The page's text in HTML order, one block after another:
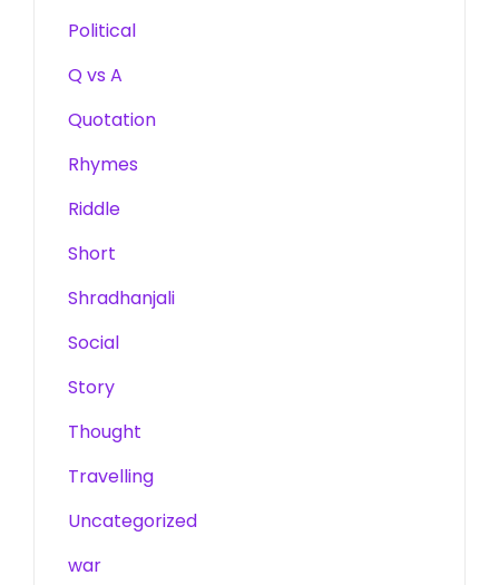
Political
Q vs A
Quotation
Rhymes
Riddle
Short
Shradhanjali
Social
Story
Thought
Travelling
Uncategorized
war